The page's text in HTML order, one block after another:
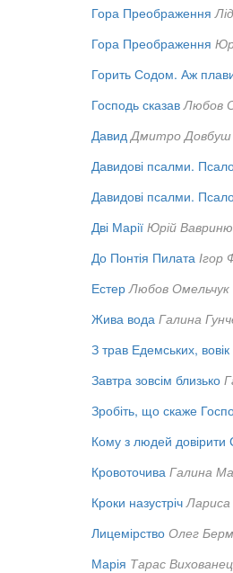
Гора Преображення
Гора Преображення
Горить Содом. Аж
Господь сказав Любов
Давид Дмитро Довбуш
Давидові псалми.
Давидові псалми.
Дві Марії Юрій
До Понтія Пилата Ігор
Естер Любов Омельчук
Жива вода Галина
З трав Едемських,
Завтра зовсім близько
Зробіть, що скаже
Кому з людей довірити
Кровоточива Галина
Кроки назустріч
Лицемірство Олег
Марія Тарас